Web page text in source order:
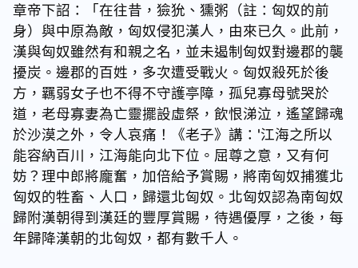
章帝下詔：「在往昔，獫狁、獯粥（註：匈奴的前
身）與中原為敵，匈奴侵犯漢人，由來已久。此前，
漢與匈奴雖然有和親之名，並未遏制匈奴對邊郡的襲
擾炭。邊郡的百姓，多次遭受戰火。匈奴殺死於後
方，羈弱女子也不得不守護亭障，孤兒寡母號哭於
道，老母寡妻為亡靈擺設虛祭，飲恨涕泣，遙望歸魂
於沙漠之外，令人哀痛！《老子》講：'江海之所以
能容納百川，江海能向北下位。屈尊之意，又有何
妨？理中郎將龐奮，加倍給予賞賜，將南匈奴捕獲北
匈奴的牲畜、人口，歸還北匈奴。北匈奴認為南匈奴
歸附漢朝得到漢廷的豐厚賞賜，待遇優厚，之後，每
年歸降漢朝的北匈奴，都有數千人。